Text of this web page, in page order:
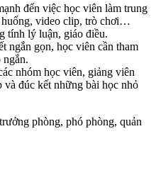
đến việc học viên làm trung
huống, video clip, trò chơi…
tính lý luận, giáo điều.
ngắn gọn, học viên cần tham
ngắn.
nhóm học viên, giảng viên
và đúc kết những bài học nhỏ
phòng, phó phòng, quản